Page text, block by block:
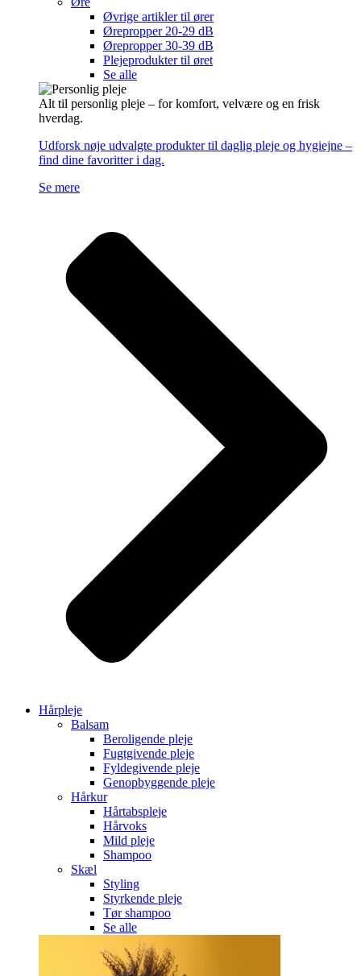
Øvrige artikler til ører
Ørepropper 20-29 dB
Ørepropper 30-39 dB
Plejeprodukter til øret
Se alle
Alt til personlig pleje – for komfort, velvære og en frisk
hverdag.
Udforsk nøje udvalgte produkter til daglig pleje og hygiejne –
find dine favoritter i dag.
Se mere
Hårpleje
Balsam
Beroligende pleje
Fugtgivende pleje
Fyldegivende pleje
Genopbyggende pleje
Hårkur
Hårtabspleje
Hårvoks
Mild pleje
Shampoo
Skæl
Styling
Styrkende pleje
Tør shampoo
Se alle